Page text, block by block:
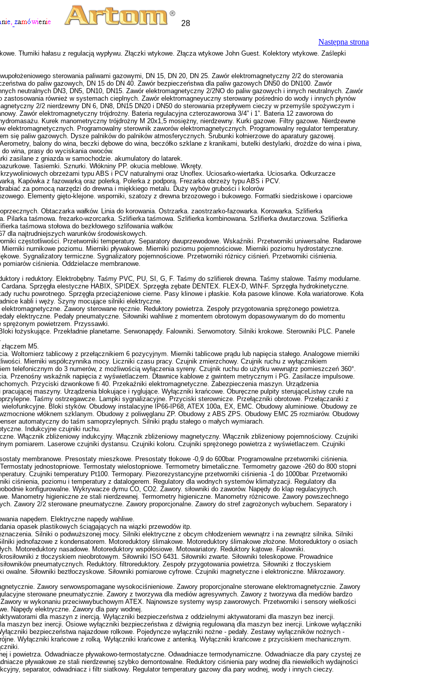
28
Następna strona
Tłumiki hałasu z regulacją wypływu. Złączki wtykowe. Złącza wtykowe John Guest. Kolektory wtykowe. Zaślepki
sterowania paliwami gazowymi, DN 15, DN 20, DN 25. Zawór elektromagnetyczny 2/2 do sterowania
do paliw gazowych, DN 15 do DN 40. Zawór bezpieczeństwa dla paliw gazowych DN50 do DN100. Zawór
neutralnych DN3, DN5, DN10, DN15. Zawór elektromagnetyczny 2/2NO do paliw gazowych i innych neutralnych. Zawór
zastosowania również w systemach cieplnych. Zawór elektromagneyuczny sterowany pośrednio do wody i innych płynów
2/2 nierdzewny DN 6, DN8, DN15 DN20 i DN50 do sterowania przepływem cieczy w przemyśle spożywczym i
Zawór elektromagnetyczny trójdrożny. Bateria regulacyjna czterozaworowa 3/4” i 1”. Bateria 12 zaworowa do
Kurek manometryczny trójdrożny M 20x1,5 mosiężny, nierdzewny. Kurki gazowe. Filtry gazowe. Nierdzewne
elektromagnetycznych. Programowalny sterownik zaworów elektromagnetycznych. Programowalny regulator temperatury.
się paliw gazowych. Dysze palników do palników atmosferycznych. Śrubunki kołnierzowe do aparatury gazowej.
balony do wina, beczki dębowe do wina, beczółko szklane z kranikami, butelki destylarki, drożdże do wina i piwa,
wina, prasy do wyciskania owoców.
zasilane z gniazda w samochodzie. akumulatory do latarek.
Tasiemki. Sznurki. Włókniny PP. okucia meblowe. Wkręty.
obrzeżami typu ABS i PCV naturalnymi oraz Unoflex. Uciosarko-wiertarka. Uciosarka. Odkurzacze
Kapówka z fazowarką oraz polerką. Polerka z podporą. Frezarka obrzeży typu ABS i PCV.
za pomocą narzędzi do drewna i miękkiego metalu. Duży wybów grubości i kolorów
Elementy gięto-klejone. wsporniki, szatozy z drewna brzozowego i bukowego. Formatki siedziskowe i oparciowe
Obtaczarka wałków. Linia do korowania. Ostrzarka. zaostrzarko-fazowarka. Korowarka. Szlifierka
Pilarka taśmowa. frezarko-wzorcarka. Szlifierka taśmowa. Szlifierka kombinowana. Szlifierka dwutarczowa. Szlifierka
taśmowa stołowa do bezkłowego szlifowania wałków.
dla najtrudniejszych warunków środowiskowych.
częstotliwości. Przetworniki temperatury. Separatory dwuprzewodowe. Wskaźniki. Przetworniki uniwersalne. Radarowe
nurnikowe poziomu. Mierniki pływakowe. Mierniki poziomu pojemnościowe. Mierniki poziomu hydrostatyczne.
Sygnalizatory termiczne. Sygnalizatory pojemnościowe. Przetworniki różnicy ciśnień. Przetworniki ciśnienia.
ciśnienia. Oddzielacze membranowe.
i reduktory. Elektrobębny. Taśmy PVC, PU, SI, G, F. Taśmy do szlifierek drewna. Taśmy stalowe. Taśmy modularne.
Sprzęgła elestyczne HABIX, SPIDEX. Sprzęgła zębate DENTEX. FLEX-D, WIN-F. Sprzęgła hydrokinetyczne.
ruchu powrotnego. Sprzęgła przeciążeniowe cierne. Pasy klinowe i płaskie. Koła pasowe klinowe. Koła wariatorowe. Koła
kabli i węży. Szyny mocujące silniki elektryczne.
Zawory sterowane ręcznie. Reduktory powietrza. Zespoły przygotowania sprężonego powietrza.
elektryczne. Pedały pneumatyczne. Siłowniki wahliwe z momentem obrotowym dopasowywanym do do momentu
sprężonym powietrzem. Przyssawki.
łożyskujące. Przekładnie planetarne. Serwonapędy. Falowniki. Serwomotory. Silniki krokowe. Sterowniki PLC. Panele
M5.
Woltomierz tablicowy z przełącznikiem 6 pozycyjnym. Mierniki tablicowe prądu lub napięcia stałego. Analogowe mierniki
Mierniki współczynnika mocy. Liczniki czasu pracy. Czujnik zmierzchowy. Czujnik ruchu z wyłącznikiem
telefonicznym do 3 numerów, z możliwością wyłączenia syreny. Czujnik ruchu do użytku wewnątrz pomieszczeń 360°.
Przenośny wskaźnik napięcia z wyświetlaczem. Dławnice kablowe z gwintem metrycznym i PG. Zasilacze impulsowe.
Przyciski dzwonkowe fi 40. Przekaźniki elektromagnetyczne. Zabezpieczenia maszyn. Urządzenia
maszyny. Urządzenia blokujące i ryglujące. Wyłączniki krańcowe. Oburęczne pulpity sterująceListwy czułe na
Taśmy ostrzegawcze. Lampki sygnalizacyjne. Przyciski sterownicze. Przełączniki obrotowe. Przełączaniki z
Bloki styków. Obudowy instalacyjne IP66-IP68, ATEX 100a, EX, EMC. Obudowy aluminiowe. Obudowy ze
włóknem szklanym. Obudowy z poliwęglanu ZP. Obudowy z ABS ZPS. Obudowy EMC 25 rozmiarów. Obudowy
automatyczny do taśm samoprzylepnych. Silniki prądu stałego o małych wymiarach.
Indukcyjne czujniki ruchu.
Włącznik zbliżeniowy indukcyjny. Włącznik zbliżeniowy magnetyczny. Włącznik zbliżeniowy pojemnościowy. Czujniki
pomiarem. Laserowe czujniki dystansu. Czujniki koloru. Czujniki sprężonego powietrza z wyświetlaczem. Czujniki
membranowe. Presostaty mieszkowe. Presostaty tłokowe -0,9 do 600bar. Programowalne przetworniki ciśnienia.
jednostopniowe. Termostaty wielostopniowe. Termometry bimetaliczne. Termometry gazowe -260 do 800 stopni
Czujniki temperatury Pt100. Termopary. Piezorezystancyjne przetworniki ciśnienia -1 do 1000bar. Przetworniki
ciśnienia, poziomu i temperatury z datalogerem. Regulatory dla wodnych systemów klimatyzacji. Regulatory dla
konfigurowalne. Wykrywacze dymu CO, CO2. Zawory. siłowniki do zaworów. Napędy do klap regulacyjnych.
Manometry higieniczne ze stali nierdzewnej. Termometry higieniczne. Manometry różnicowe. Zawory powszechnego
Zawory 2/2 sterowane pneumatyczne. Zawory proporcjonalne. Zawory do stref zagrożonych wybuchem. Separatory i
napędem. Elektryczne napędy wahliwe.
opasek plastikowych ściągających na wiązki przewodów itp.
Silniki o podwuższonej mocy. Silniki elektryczne z obcym chłodzeniem wewnątrz i na zewnątrz silnika. Silniki
jednofazowe z kondensatorem. Motoreduktory ślimakowe. Motoreduktory ślimakowe złożone. Motoreduktory o osiach
Motoreduktory nasadowe. Motoreduktory współosiowe. Motowariatory. Reduktory kątowe. Falowniki.
z tłoczyskiem nieobrotowym. Siłowniki ISO 6431. Siłowniki zwarte. Siłowniki teleskopowe. Prowadnice
pneumatycznych. Reduktory. filtroreduktory. Zespoły przygotowania powietrza. Siłowniki z tłoczyskiem
owalne. Siłowniki beztłoczyskowe. Siłowniki pomiarowe cyfrowe. Czujniki magnetyczne i elektroniczne. Mikrozawory.
Zawory serwowspomagane wysokociśnieniowe. Zawory proporcjonalne sterowane elektromagnetycznie. Zawory
sterowane pneumatycznie. Zawory z tworzywa dla mediów agresywnych. Zawory z tworzywa dla mediów bardzo
w wykonaniu przeciwwybuchowym ATEX. Najnowsze systemy wysp zaworowych. Przetworniki i sensory wielkości
Napędy elektryczne. Zawory dla pary wodnej.
dla maszyn z inercją. Wyłączniki bezpieczeństwa z oddzielnymi aktywatorami dla maszyn bez inercji.
maszyn bez inercji. Osiowe wyłączniki bezpieczeństwa z dźwignią regulowaną dla maszyn bez inercji. Linkowe wyłączniki
bezpieczeństwa najazdowe rolkowe. Pojedyncze wyłączniki nożne - pedały. Zestawy wyłączników nożnych -
Wyłączniki krańcowe z rolką. Wyłączniki krańcowe z antenką. Wyłączniki krańcowe z przyciskiem mechanicznym.
i powietrza. Odwadniacze pływakowo-termostatyczne. Odwadniacze termodynamiczne. Odwadniacze dla pary czystej ze
pływakowe ze stali nierdzewnej szybko demontowalne. Reduktory ciśnienia pary wodnej dla niewielkich wydajności
separator, odwadniacz i filtr siatkowy. Regulator temperatury gazowy dla pary wodnej, wody i innych cieczy.